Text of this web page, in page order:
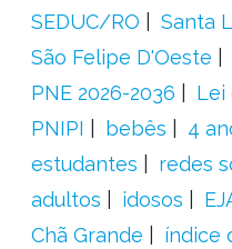
SEDUC/RO
Santa
São Felipe D'Oeste
PNE 2026-2036
Lei
PNIPI
bebês 4
estudantes
redes
adultos
idosos
Chã Grande
índice